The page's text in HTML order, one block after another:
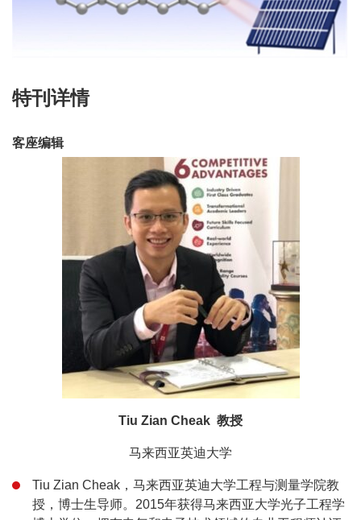
特刊详情
客座编辑
Tiu Zian Cheak 教授
马来西亚英迪大学
Tiu Zian Cheak，马来西亚英迪大学工程与测量学院教
授，博士生导师。2015年获得马来西亚大学光子工程学